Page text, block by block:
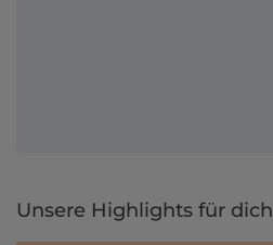
Unsere Highlights für dich